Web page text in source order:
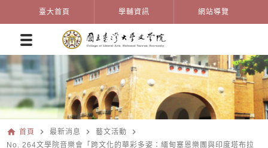
臺大首頁 學輔資訊 網站導覽
home 首頁 navigate_next 最新消息 navigate_next 藝文活動 navigate_next
No. 264文學院音樂會「跨文化的華彩多姿：緬甸塞恩樂團與印度塔布拉